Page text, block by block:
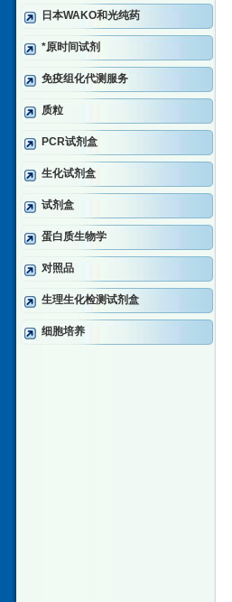
日本WAKO和光纯药
*原时间试剂
免疫组化代测服务
质粒
PCR试剂盒
生化试剂盒
试剂盒
蛋白质生物学
对照品
生理生化检测试剂盒
细胞培养